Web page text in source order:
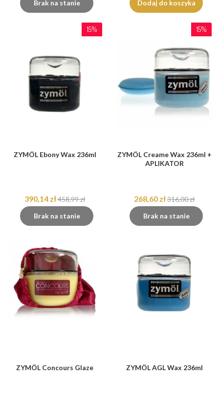
Brak na stanie Dodaj do koszyka
15%
ZYMÖL Ebony Wax 236ml
390,14 zł458,99 zł
Brak na stanie
15%
ZYMÖL Creame Wax 236ml +
APLIKATOR
268,60 zł316,00 zł
Brak na stanie
ZYMÖL Concours Glaze ZYMÖL AGL Wax 236ml